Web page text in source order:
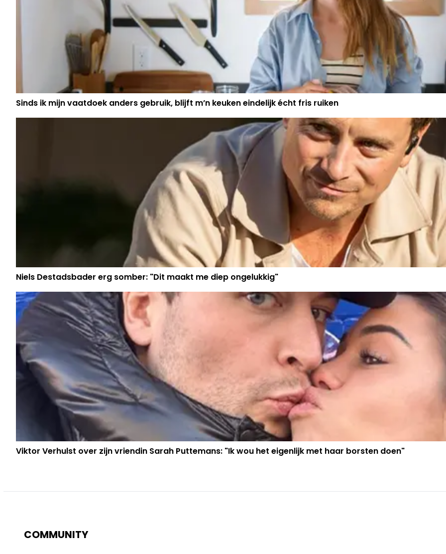
Sinds ik mijn vaatdoek anders gebruik, blijft m’n keuken eindelijk écht fris ruiken
Niels Destadsbader erg somber: "Dit maakt me diep ongelukkig"
Viktor Verhulst over zijn vriendin Sarah Puttemans: "Ik wou het eigenlijk met haar borsten doen"
COMMUNITY